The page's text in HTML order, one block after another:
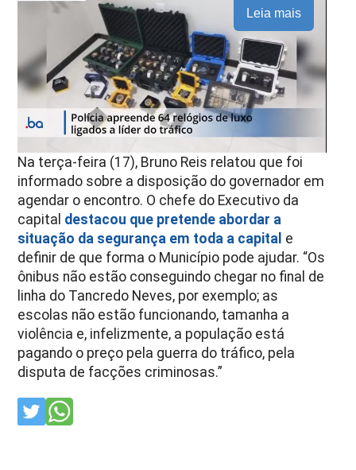
Leia mais
Na terça-feira (17), Bruno Reis relatou que foi
informado sobre a disposição do governador em
agendar o encontro. O chefe do Executivo da
capital destacou que pretende abordar a
situação da segurança em toda a capital e
definir de que forma o Município pode ajudar. “Os
ônibus não estão conseguindo chegar no final de
linha do Tancredo Neves, por exemplo; as
escolas não estão funcionando, tamanha a
violência e, infelizmente, a população está
pagando o preço pela guerra do tráfico, pela
disputa de facções criminosas.”